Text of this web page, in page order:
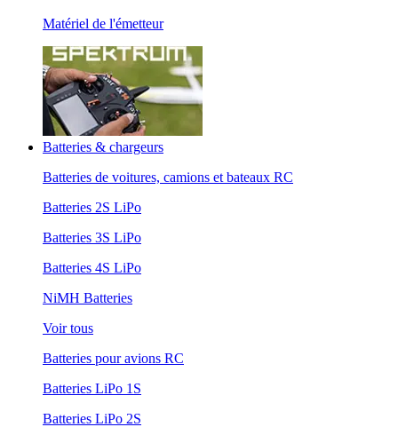
Matériel de l'émetteur
Batteries & chargeurs
Batteries de voitures, camions et bateaux RC
Batteries 2S LiPo
Batteries 3S LiPo
Batteries 4S LiPo
NiMH Batteries
Voir tous
Batteries pour avions RC
Batteries LiPo 1S
Batteries LiPo 2S